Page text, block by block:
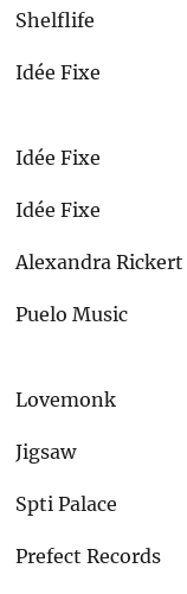
Shelflife
Idée Fixe
Idée Fixe
Idée Fixe
Alexandra Rickert
Puelo Music
Lovemonk
Jigsaw
Spti Palace
Prefect Records